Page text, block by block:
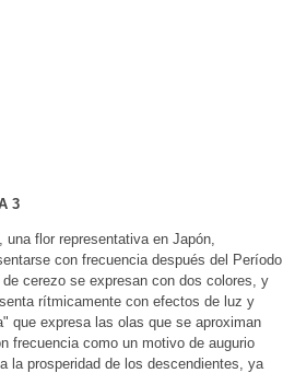
3
una flor representativa en Japón,
con frecuencia después del Período
cerezo se expresan con dos colores, y
rítmicamente con efectos de luz y
que expresa las olas que se aproximan
frecuencia como un motivo de augurio
la prosperidad de los descendientes, ya